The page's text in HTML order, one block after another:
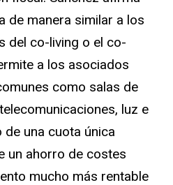
de manera similar a los
del co-living o el co-
a los asociados
como salas de
luz e
una cuota única
un ahorro de costes
mucho más rentable